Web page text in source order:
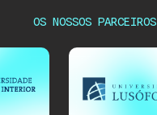
OS NOSSOS PARCEIROS